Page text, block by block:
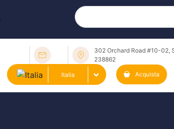
302 Orchard Road #10-02,
238862
Italia Acquista